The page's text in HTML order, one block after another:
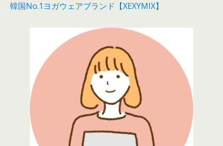
韓国No.1ヨガウェアブランド【XEXYMIX】